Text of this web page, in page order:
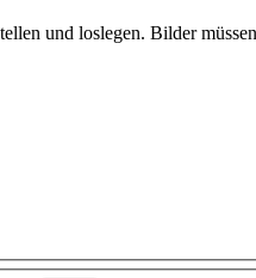
und loslegen. Bilder